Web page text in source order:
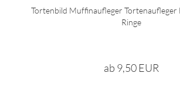
Tortenbild Muffinaufleger Tortenaufleger
Ringe
ab 9,50 EUR